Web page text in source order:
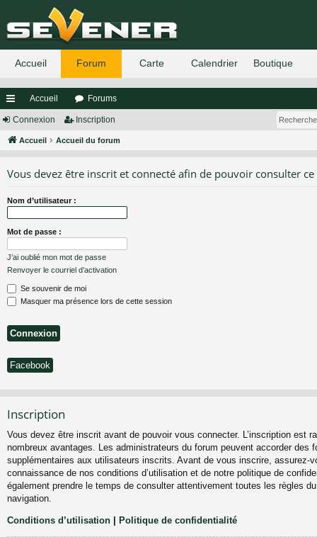
ac
co
s
Accueil Forums
Connexion Inscription
Accueil Accueil du forum
Vous devez être inscrit et connecté afin de pouvoir consulter
Nom d’utilisateur :
Mot de passe :
J’ai oublié mon mot de passe
Renvoyer le courriel d’activation
Se souvenir de moi
Masquer ma présence lors de cette session
Facebook
Inscription
Vous devez être inscrit avant de pouvoir vous connecter. L’inscription est
nombreux avantages. Les administrateurs du forum peuvent accorder des
supplémentaires aux utilisateurs inscrits. Avant de vous inscrire, assurez-
connaissance de nos conditions d’utilisation et de notre politique de
également prendre le temps de consulter attentivement toutes les règles
navigation.
Conditions d’utilisation | Politique de confidentialité